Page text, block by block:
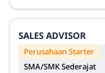
SALES ADVISOR
Perusahaan Starter
SMA/SMK Sederajat